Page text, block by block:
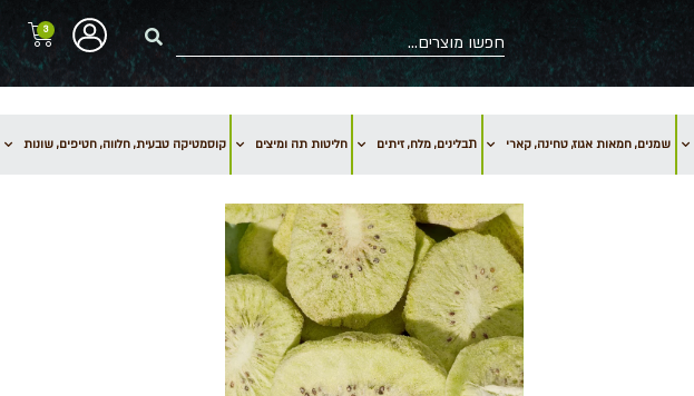
3
שמנים, חמאות אגוז, טחינה, קארי תבלינים, מלח, זיתים חליטות תה ומיצים קוסמטיקה טבעית, חלווה, חטיפים, שונות